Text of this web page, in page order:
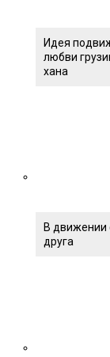
Идея
любви
хана
В движении
друга